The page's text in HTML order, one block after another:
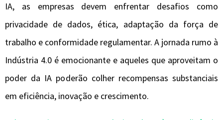
IA, as empresas devem enfrentar desafios como
privacidade de dados, ética, adaptação da força de
trabalho e conformidade regulamentar. A jornada rumo à
Indústria 4.0 é emocionante e aqueles que aproveitam o
poder da IA ​​poderão colher recompensas substanciais
em eficiência, inovação e crescimento.